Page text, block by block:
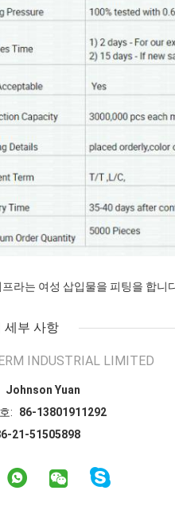
프라는 여성 삽입물을 피팅을 합니
세부 사항
INDUSTRIAL LIMITED
Johnson Yuan
:
86-13801911292
21-51505898